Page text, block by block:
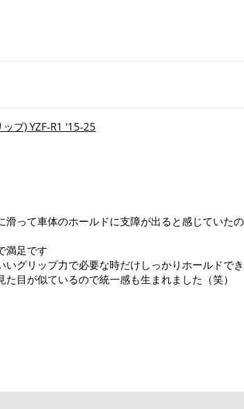
プ) YZF-R1 '15-25
って車体のホールドに支障が出ると感じていた
満足です
グリップ力で必要な時だけしっかりホールドで
目が似ているので統一感も生まれました（笑）